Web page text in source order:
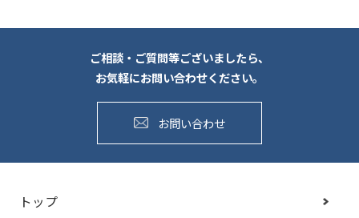
ご相談・ご質問等ございましたら、
お気軽にお問い合わせください。
お問い合わせ
トップ